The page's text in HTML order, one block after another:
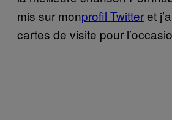
mis sur monprofil Twitteret
cartes de visite pour